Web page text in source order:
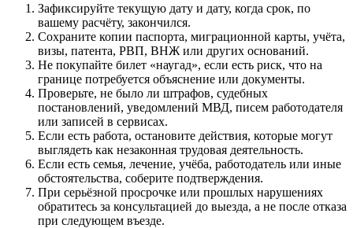
Зафиксируйте текущую дату и дату, когда срок, по
вашему расчёту, закончился.
Сохраните копии паспорта, миграционной карты, учёта,
визы, патента, РВП, ВНЖ или других оснований.
Не покупайте билет «наугад», если есть риск, что на
границе потребуется объяснение или документы.
Проверьте, не было ли штрафов, судебных
постановлений, уведомлений МВД, писем работодателя
или записей в сервисах.
Если есть работа, остановите действия, которые могут
выглядеть как незаконная трудовая деятельность.
Если есть семья, лечение, учёба, работодатель или иные
обстоятельства, соберите подтверждения.
При серьёзной просрочке или прошлых нарушениях
обратитесь за консультацией до выезда, а не после отказа
при следующем въезде.